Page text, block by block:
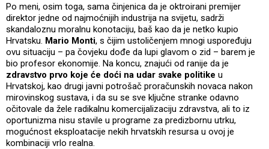
Po meni, osim toga, sama činjenica da je oktroirani premijer
direktor jedne od najmoćnijih industrija na svijetu, sadrži
skandaloznu moralnu konotaciju, baš kao da je netko kupio
Hrvatsku. Mario Monti, s čijim ustoličenjem mnogi uspoređuju
ovu situaciju – pa čovjeku dođe da lupi glavom o zid – barem je
bio profesor ekonomije. Na koncu, znajući od ranije da je
zdravstvo prvo koje će doći na udar svake politike u
Hrvatskoj, kao drugi javni potrošač proračunskih novaca nakon
mirovinskog sustava, i da su se sve ključne stranke odavno
očitovale da žele radikalnu komercijalizaciju zdravstva, ali to iz
oportunizma nisu stavile u programe za predizbornu utrku,
mogućnost eksploatacije nekih hrvatskih resursa u ovoj je
kombinaciji vrlo realna.